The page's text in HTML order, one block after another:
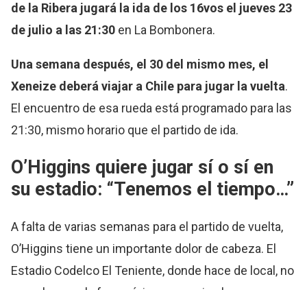
de la Ribera jugará la ida de los 16vos el jueves 23
de julio a las 21:30 en La Bombonera.
Una semana después, el 30 del mismo mes, el
Xeneize deberá viajar a Chile para jugar la vuelta.
El encuentro de esa rueda está programado para las
21:30, mismo horario que el partido de ida.
O’Higgins quiere jugar sí o sí en
su estadio: “Tenemos el tiempo…”
A falta de varias semanas para el partido de vuelta,
O’Higgins tiene un importante dolor de cabeza. El
Estadio Codelco El Teniente, donde hace de local, no